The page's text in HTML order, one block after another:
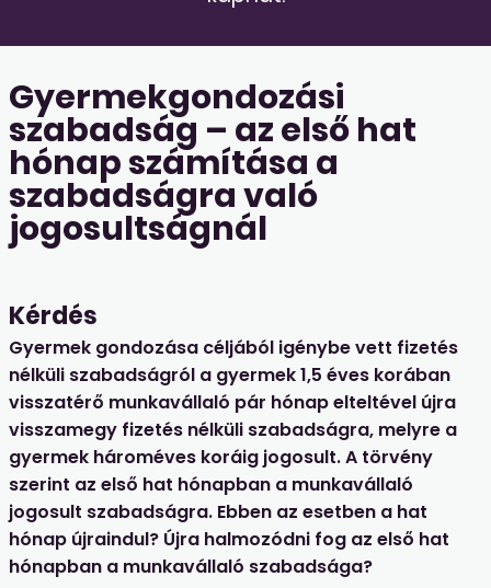
Gyermekgondozási
szabadság – az első hat
hónap számítása a
szabadságra való
jogosultságnál
Kérdés
Gyermek gondozása céljából igénybe vett fizetés
nélküli szabadságról a gyermek 1,5 éves korában
visszatérő munkavállaló pár hónap elteltével újra
visszamegy fizetés nélküli szabadságra, melyre a
gyermek hároméves koráig jogosult. A törvény
szerint az első hat hónapban a munkavállaló
jogosult szabadságra. Ebben az esetben a hat
hónap újraindul? Újra halmozódni fog az első hat
hónapban a munkavállaló szabadsága?